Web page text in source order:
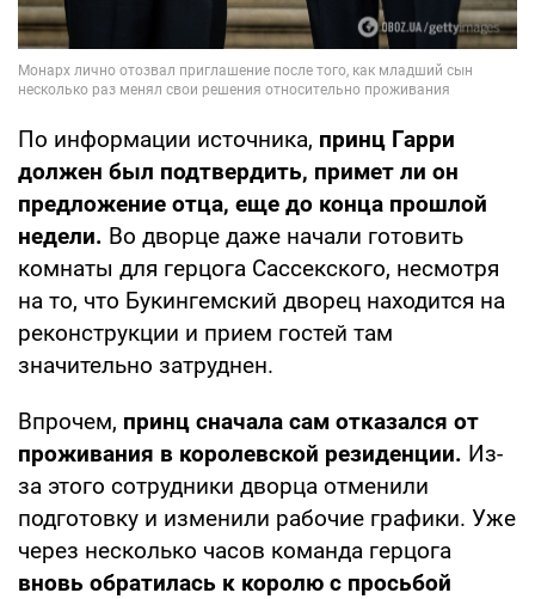
По информации источника, принц Гарри
должен был подтвердить, примет ли он
предложение отца, еще до конца прошлой
недели. Во дворце даже начали готовить
комнаты для герцога Сассекского, несмотря
на то, что Букингемский дворец находится на
реконструкции и прием гостей там
значительно затруднен.
Впрочем, принц сначала сам отказался от
проживания в королевской резиденции. Из-
за этого сотрудники дворца отменили
подготовку и изменили рабочие графики. Уже
через несколько часов команда герцога
вновь обратилась к королю с просьбой